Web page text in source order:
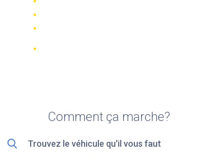
Comment ça marche?
Trouvez le véhicule qu'il vous faut